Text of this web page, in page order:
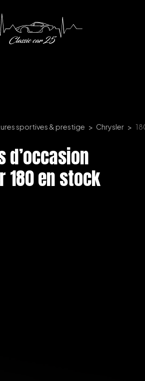
sportives & prestige Chrysler
d’occasion
180 en stock